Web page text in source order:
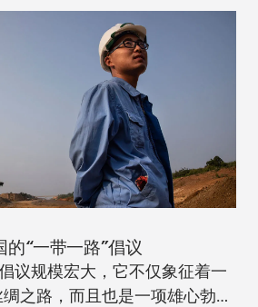
“一带一路”倡议
议规模宏大，它不仅象征着一
之路，而且也是一项雄心勃勃